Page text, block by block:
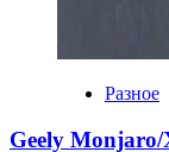
Разное
Geely Monjaro/